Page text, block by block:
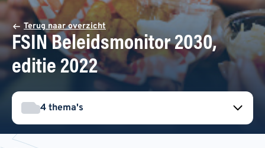
Terug naar overzicht
FSIN Beleidsmonitor 2030,
editie 2022
4 thema's